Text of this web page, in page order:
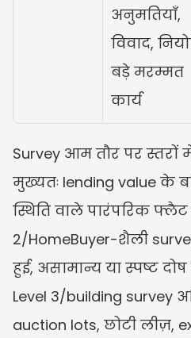
अनुमतियाँ,
विवाद,
बड़े मरम्मत
कार्य
Survey आम तौर पर स्तरों
मुख्यतः lending value के
स्थिति वाले पारंपरिक
2/HomeBuyer-शैली
हुई, असामान्य या स्पष्ट
Level 3/building survey
auction lots, छोटी लीज़,